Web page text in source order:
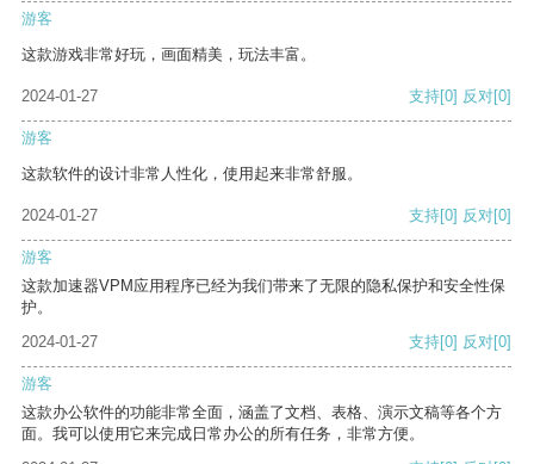
游客
这款游戏非常好玩，画面精美，玩法丰富。
2024-01-27 支持[0] 反对[0]
游客
这款软件的设计非常人性化，使用起来非常舒服。
2024-01-27 支持[0] 反对[0]
游客
这款加速器VPM应用程序已经为我们带来了无限的隐私保护和安全性保
护。
2024-01-27
支持[0] 反对[0]
游客
这款办公软件的功能非常全面，涵盖了文档、表格、演示文稿等各个方
面。我可以使用它来完成日常办公的所有任务，非常方便。